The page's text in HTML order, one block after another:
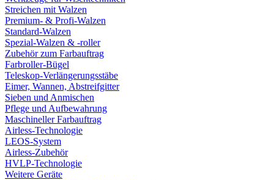
Streichen mit Walzen
Premium- & Profi-Walzen
Standard-Walzen
Spezial-Walzen & -roller
Zubehör zum Farbauftrag
Farbroller-Bügel
Teleskop-Verlängerungsstäbe
Eimer, Wannen, Abstreifgitter
Sieben und Anmischen
Pflege und Aufbewahrung
Maschineller Farbauftrag
Airless-Technologie
LEOS-System
Airless-Zubehör
HVLP-Technologie
Weitere Geräte